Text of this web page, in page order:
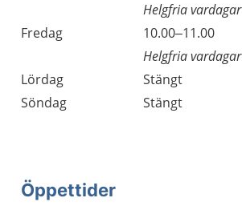
Helgfria vardagar
Fredag
10.00–11.00
Helgfria vardagar
Lördag
Stängt
Söndag
Stängt
Öppettider